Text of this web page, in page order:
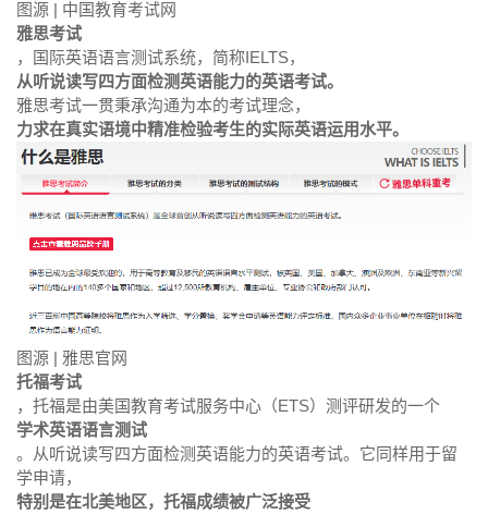
图源 | 中国教育考试网
雅思考试
，国际英语语言测试系统，简称IELTS，
从听说读写四方面检测英语能力的英语考试。
雅思考试一贯秉承沟通为本的考试理念，
力求在真实语境中精准检验考生的实际英语运用水平。
图源 | 雅思官网
托福考试
，托福是由美国教育考试服务中心（ETS）测评研发的一个
学术英语语言测试
。从听说读写四方面检测英语能力的英语考试。它同样用于留
学申请，
特别是在北美地区，托福成绩被广泛接受